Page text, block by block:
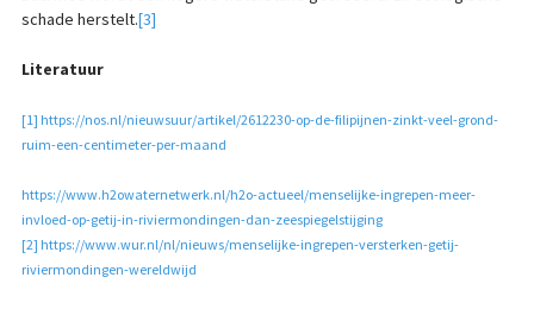
schade herstelt.[3]
Literatuur
[1] https://nos.nl/nieuwsuur/artikel/2612230-op-de-filipijnen-zinkt-veel-grond-
ruim-een-centimeter-per-maand
https://www.h2owaternetwerk.nl/h2o-actueel/menselijke-ingrepen-meer-
invloed-op-getij-in-riviermondingen-dan-zeespiegelstijging
[2] https://www.wur.nl/nl/nieuws/menselijke-ingrepen-versterken-getij-
riviermondingen-wereldwijd